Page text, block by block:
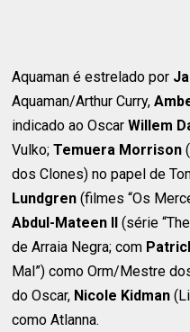
Aquaman é estrelado por
Aquaman/Arthur Curry,
indicado ao OscarWillem
Vulko;Temuera Morrison
dos Clones) no papel de
Lundgren (filmes “Os
Abdul-Mateen II
(série
de Arraia Negra; com
Mal”) como Orm/Mestre
do Oscar, Nicole Kidman
como Atlanna.